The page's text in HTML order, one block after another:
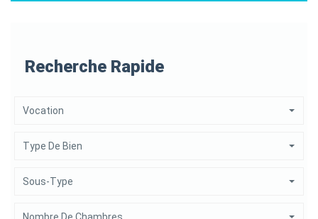
Recherche Rapide
Vocation
Type De Bien
Sous-Type